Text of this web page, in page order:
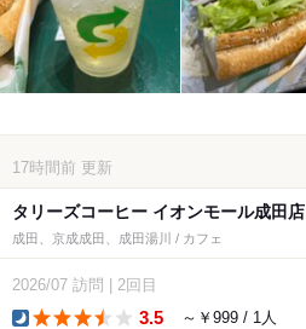
17時間前 更新
タリーズコーヒー イオンモール成田店
成田、京成成田、成田湯川 / カフェ
2026/07 訪問 2回目
3.5 ～￥999 / 1人